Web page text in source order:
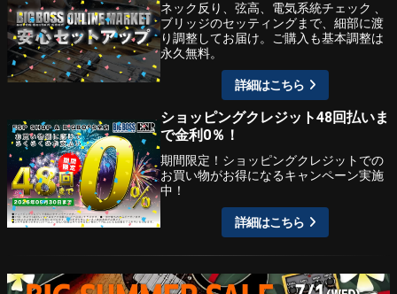
ネック反り、弦高、電気系統チェック 、
ブリッジのセッティングまで、細部に渡
り調整してお届け。ご購入も基本調整は
永久無料。
詳細はこちら
ショッピングクレジット48回払いま
で金利0％！
期間限定！ショッピングクレジットでの
お買い物がお得になるキャンペーン実施
中！
詳細はこちら